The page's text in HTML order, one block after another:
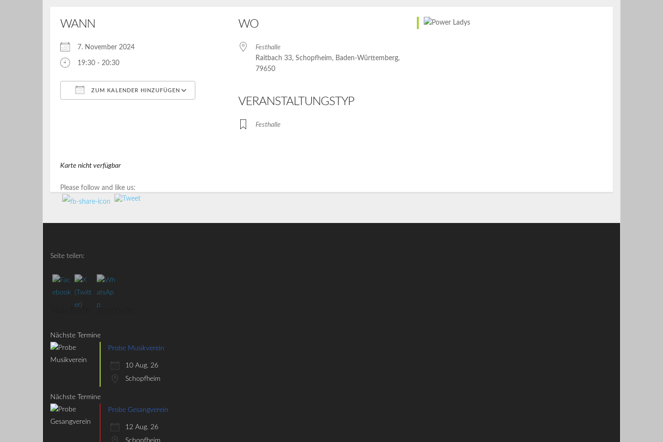
WANN
7. November 2024
19:30 - 20:30
ZUM KALENDER HINZUFÜGEN
WO
Festhalle
Raitbach 33, Schopfheim, Baden-Württemberg,
79650
VERANSTALTUNGSTYP
Festhalle
Karte nicht verfügbar
Please follow and like us:
Seite teilen:
Nächste Termine
Nächste Termine
Probe Musikverein
10 Aug. 26
Schopfheim
Nächste Termine
Probe Gesangverein
12 Aug. 26
Schopfheim